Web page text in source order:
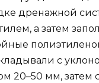
дренажной
а затем
с
20–50 мм, затем